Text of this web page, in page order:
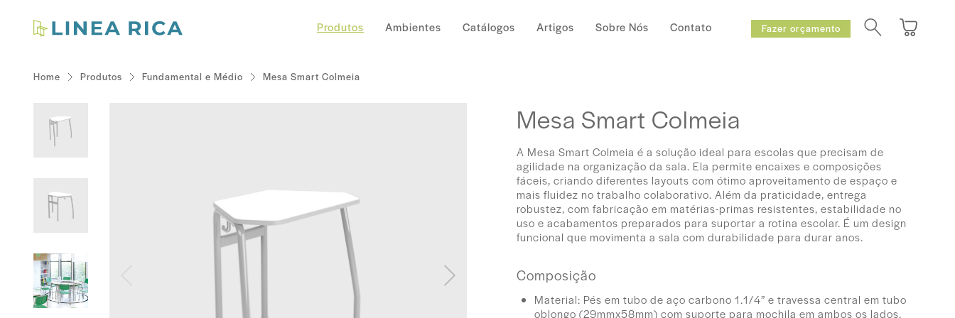
Produtos Ambientes Catálogos Artigos Sobre Nós Contato Fazer orçamento
Home Produtos Fundamental e Médio Mesa Smart Colmeia
Mesa Smart Colmeia
A Mesa Smart Colmeia é a solução ideal para escolas que precisam de
agilidade na organização da sala. Ela permite encaixes e composições
fáceis, criando diferentes layouts com ótimo aproveitamento de espaço e
mais fluidez no trabalho colaborativo. Além da praticidade, entrega
robustez, com fabricação em matérias-primas resistentes, estabilidade no
uso e acabamentos preparados para suportar a rotina escolar. É um design
funcional que movimenta a sala com durabilidade para durar anos.
Composição
Material: Pés em tubo de aço carbono 1.1/4” e travessa central em tubo
oblongo (29mmx58mm) com suporte para mochila em ambos os lados.